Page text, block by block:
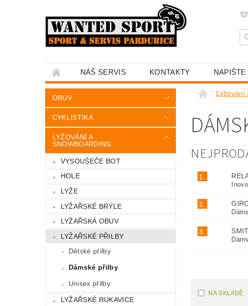
NÁŠ SERVIS KONTAKTY NAPIŠTE
OBUV
CYKLISTIKA
LYŽOVÁNÍ A
SNOWBOARDING
VYSOUŠEČE BOT
HOLE
LYŽE
LYŽAŘSKÉ BRÝLE
LYŽAŘSKÁ OBUV
LYŽAŘSKÉ PŘILBY
Dětské přilby
Dámské přilby
Unisex přilby
LYŽAŘSKÉ RUKAVICE
Lyžování
1.
2.
3.
NA SKLADĚ